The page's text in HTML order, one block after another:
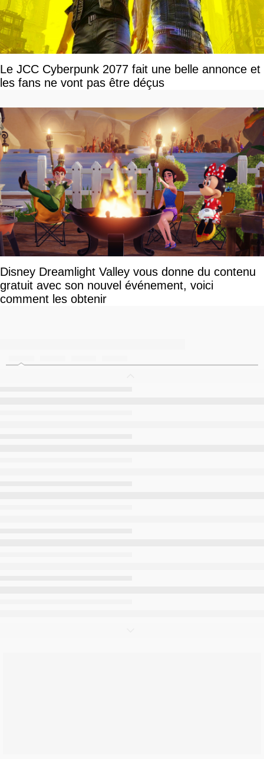
Le JCC Cyberpunk 2077 fait une belle annonce et
les fans ne vont pas être déçus
Disney Dreamlight Valley vous donne du contenu
gratuit avec son nouvel événement, voici
comment les obtenir